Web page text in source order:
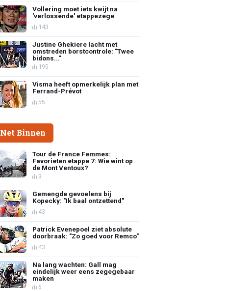
Vollering moet iets kwijt na
'verlossende' etappezege
143
Justine Ghekiere lacht met
omstreden borstcontrole: "Twee
bidons..."
195
Visma heeft opmerkelijk plan met
Ferrand-Prévot
55
Net Binnen
Tour de France Femmes:
Favorieten etappe 7: Wie wint op
de Mont Ventoux?
3
Gemengde gevoelens bij
Kopecky: "Ik baal ontzettend"
43
Patrick Evenepoel ziet absolute
doorbraak: "Zo goed voor Remco"
43
Na lang wachten: Gall mag
eindelijk weer eens zegegebaar
maken
6